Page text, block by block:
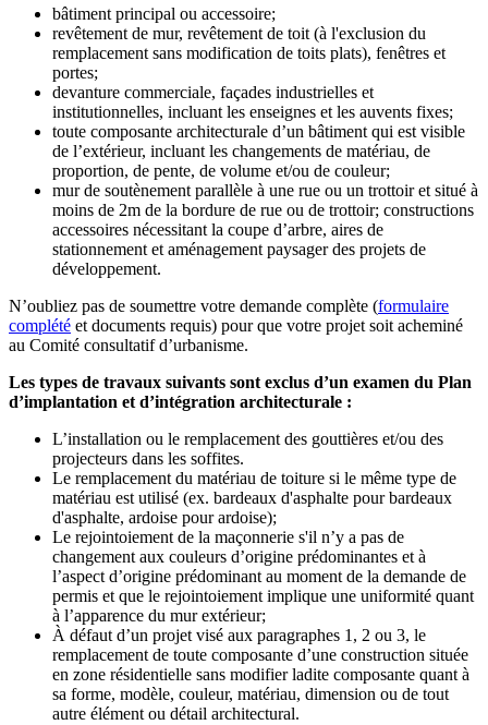
bâtiment principal ou accessoire;
revêtement de mur, revêtement de toit (à l'exclusion du
remplacement sans modification de toits plats), fenêtres et
portes;
devanture commerciale, façades industrielles et
institutionnelles, incluant les enseignes et les auvents fixes;
toute composante architecturale d’un bâtiment qui est visible
de l’extérieur, incluant les changements de matériau, de
proportion, de pente, de volume et/ou de couleur;
mur de soutènement parallèle à une rue ou un trottoir et situé à
moins de 2m de la bordure de rue ou de trottoir; constructions
accessoires nécessitant la coupe d’arbre, aires de
stationnement et aménagement paysager des projets de
développement.
N’oubliez pas de soumettre votre demande complète (formulaire
complété et documents requis) pour que votre projet soit acheminé
au Comité consultatif d’urbanisme.
Les types de travaux suivants sont exclus d’un examen du Plan
d’implantation et d’intégration architecturale :
L’installation ou le remplacement des gouttières et/ou des
projecteurs dans les soffites.
Le remplacement du matériau de toiture si le même type de
matériau est utilisé (ex. bardeaux d'asphalte pour bardeaux
d'asphalte, ardoise pour ardoise);
Le rejointoiement de la maçonnerie s'il n’y a pas de
changement aux couleurs d’origine prédominantes et à
l’aspect d’origine prédominant au moment de la demande de
permis et que le rejointoiement implique une uniformité quant
à l’apparence du mur extérieur;
À défaut d’un projet visé aux paragraphes 1, 2 ou 3, le
remplacement de toute composante d’une construction située
en zone résidentielle sans modifier ladite composante quant à
sa forme, modèle, couleur, matériau, dimension ou de tout
autre élément ou détail architectural.